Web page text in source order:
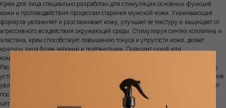
Крем для лица специально разработан для стимуляции основных функций
кожи и противодействия процессам старения мужской кожи. Ухаживающая
формула увлажняет и разглаживает кожу, улучшает ее текстуру и защищает от
агрессивного воздействия окружающей среды. Стимулируя синтез коллагена и
эластина, крем способствует повышению тонуса и упругости кожи, делает
контуры лица более четкими и подтянутыми. Подходит сухой или
комбинированной кожи.
Растительный коллаген оказывает оздоравливающее действие, "стирая" следы
усталости и стресса. Гиалуроновая кислота и эластин обеспечивает интенсивное
увлажнение, придавая мягкость и гладкость мужской коже. Идеально подходит
после бритья для питания и увлажнения кожи. Крем имеет приятный
цитрусовый аромат.